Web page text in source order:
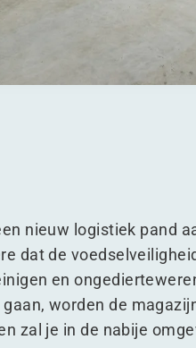
nieuw logistiek pand
dat de
en
worden de
zal je in de nabije